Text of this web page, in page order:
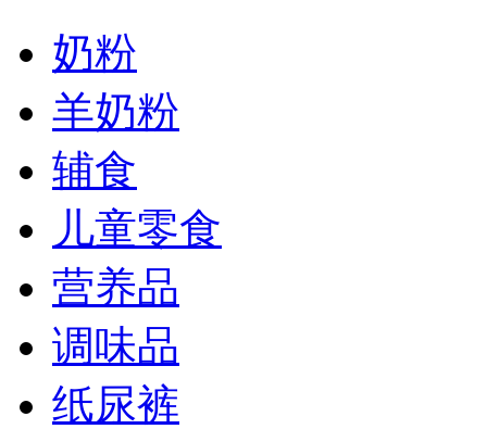
奶粉
羊奶粉
辅食
儿童零食
营养品
调味品
纸尿裤